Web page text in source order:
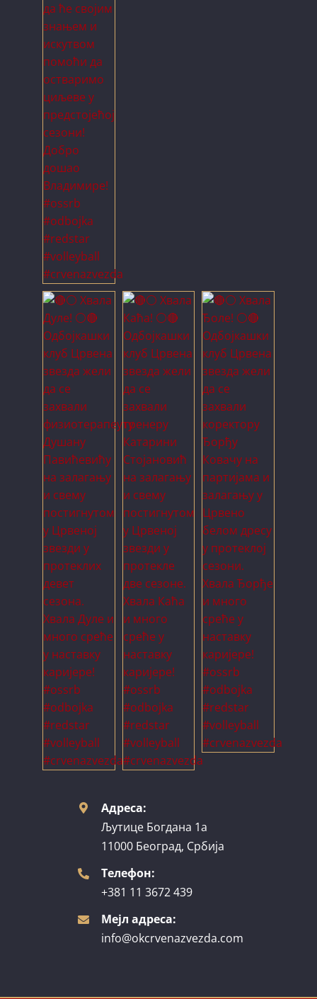
Адреса:
Љутице Богдана 1а
11000 Београд, Србија
Телефон:
+381 11 3672 439
Мејл адреса:
info@okcrvenazvezda.com